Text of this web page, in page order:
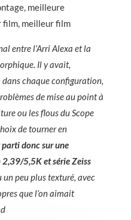
meilleure
film, meilleur film
entre l’Arri Alexa et la
Il y avait,
dans chaque configuration,
de mise au point à
ou les flous du Scope
de tourner en
parti donc sur une
5,5K et série Zeiss
peu plus texturé, avec
que l’on aimait